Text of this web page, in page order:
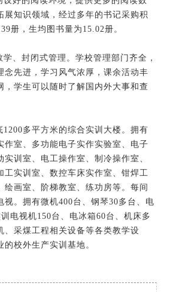
展知识领域，经过多年的书记采购积
册，生均图书量为15.02册。
、封闭式管理。学校管理部门齐全，
念先进，学习风气浓厚，课余活动丰
，学生可以随时了解国内外大事和查
1200多平方米的综合实训大楼。拥有
作室、多功能电子实作实验室、电子
实训室、电工操作室、制冷操作室、
工实训室、数控车床实作室、钳焊工
绘画室、阶梯教室、练功房等。每间
视。拥有微机400台、钢琴30多台、电
电视机150台、电冰箱60台、机床多
、采煤工程相关设备等各类教学设
校外生产实训基地。